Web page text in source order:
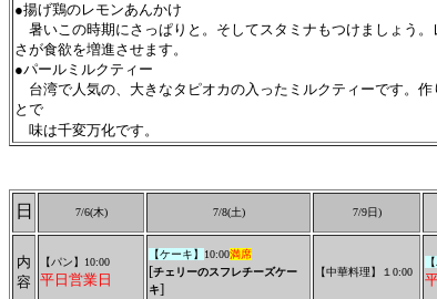
●揚げ鶏のレモンあんかけ
暑いこの時期にさっぱりと。そしてスタミナもつけましょう
さが食欲を増進させます。
●パールミルクティー
台湾で人気の、大きなタピオカの入ったミルクティーです。
とで
味は千変万化です。
日 7/6(木) 7/8(土)
7/9日)
内
容
【パン】10:00
平日営業日
【ケーキ】 10:00満席
[チェリーのスフレチーズケー
キ]
【中華料理】１0:00
【